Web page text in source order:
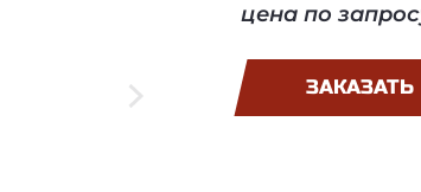
цена по
ЗАКАЗАТЬ